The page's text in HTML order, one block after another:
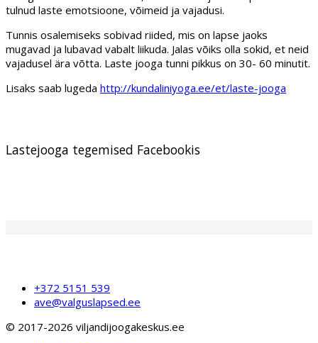
tulnud laste emotsioone, võimeid ja vajadusi.
Tunnis osalemiseks sobivad riided, mis on lapse jaoks
mugavad ja lubavad vabalt liikuda. Jalas võiks olla sokid, et neid
vajadusel ära võtta. Laste jooga tunni pikkus on 30- 60 minutit.
Lisaks saab lugeda http://kundaliniyoga.ee/et/laste-jooga
Lastejooga tegemised Facebookis
+372 5151 539
ave@valguslapsed.ee
© 2017-2026 viljandijoogakeskus.ee